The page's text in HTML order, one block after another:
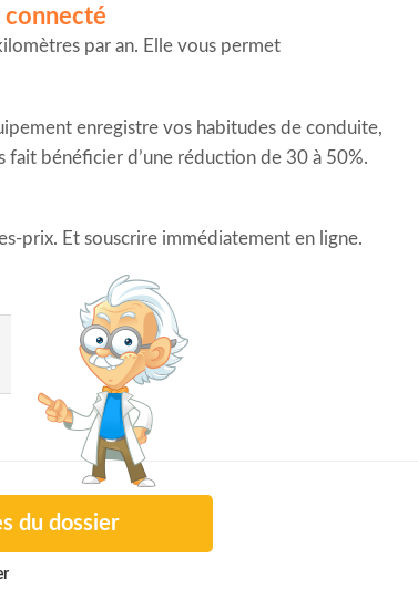
connecté
par an. Elle vous permet
enregistre vos habitudes de conduite,
bénéficier d’une réduction de 30 à 50%.
prix. Et souscrire immédiatement en ligne.
du dossier